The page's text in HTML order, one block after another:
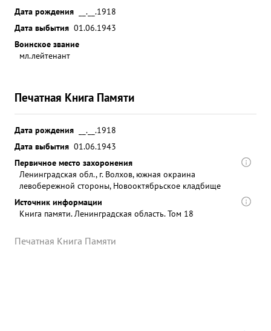
Дата рождения
__.__.1918
Дата выбытия 01.06.1943
Воинское звание
мл.лейтенант
Печатная Книга Памяти
Дата рождения
__.__.1918
Дата выбытия 01.06.1943
Первичное место захоронения
Ленинградская обл., г. Волхов, южная окраина
левобережной стороны, Новооктябрьское кладбище
Источник информации
Книга памяти. Ленинградская область. Том 18
Печатная Книга Памяти